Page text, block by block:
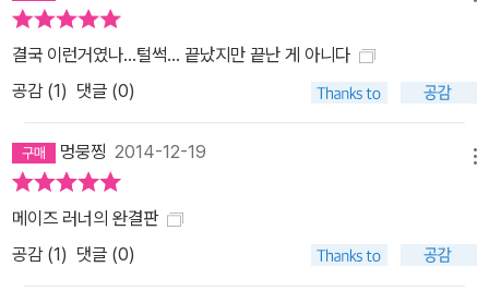
러브콜을 받는 대형 작가로 발돋움했다. 이유도 모르는 채 자유를 잃
어버린 10대 청소년들의 불안한 심리를 세밀하게 포착하여 페이지를
넘길수록 더욱 흥미를 더해가는 강력한 흡입력을 보여준다. “‘다음 편
에 계속…’이란 말을 이렇게 세련되게 쓸 수도 있다(《중앙일보》)”는
국내 일간지의 리뷰처럼 위험천만한 액션과 미스터리를 빠른 호흡으
로 돌진하듯 써내려간 작가의 역량이 각 권에서 빛을 발하며 새로운
여정으로 이어지는 다음 권을 고대하게 만든다. 〈메이즈 러너 시리즈〉
에 대한 언론 및 독자들의 찬사 제임스 대시너는 전력 질주하는 100
결국 이런거였나...털썩... 끝났지만 끝난 게 아니다
공감 (1) 댓글 (0)
멍뭉찡 2014-12-19
메이즈 러너의 완결판
공감 (1) 댓글 (0)